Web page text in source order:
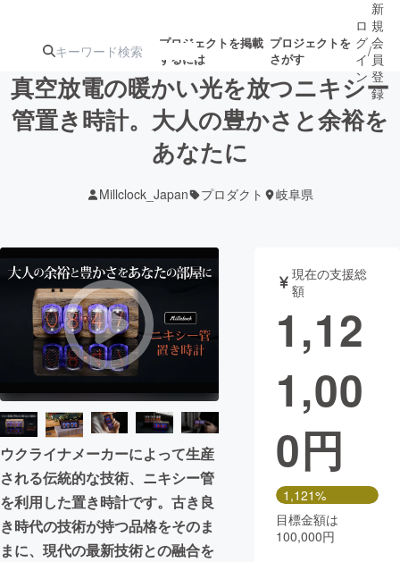
プロジェクトを掲載
するには
プロジェクトを
さがす
注目の新着プロ
ジェクト
募集終了が近いプ
テクノロジー・ガジェット
映像・映画 書籍・雑誌
チャレンジ
まちづくり・地域活性化
CAMPFIRE for Social Good
CAMPFIRE Creation
CAMPFIREふるさと納税 machi-ya コミュニティ
ロ
グ
イ
ン
/
新
規
会
員
登
録
真空放電の暖かい光を放つニキシー
管置き時計。大人の豊かさと余裕を
あなたに
Millclock_Japan プロダクト 岐阜県
ウクライナメーカーによって生産
される伝統的な技術、ニキシー管
を利用した置き時計です。古き良
き時代の技術が持つ品格をそのま
まに、現代の最新技術との融合を
現在の支援総
額
1,12
1,00
0円
1,121%
目標金額は
100,000円